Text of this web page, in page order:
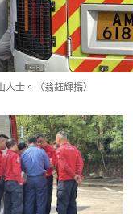
士。（翁鈺輝攝）